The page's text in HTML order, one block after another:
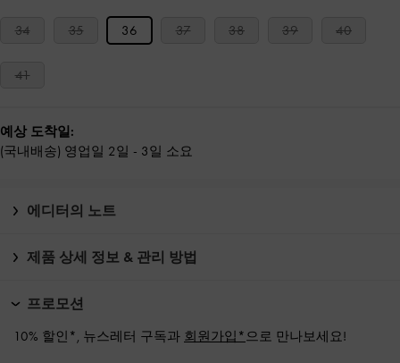
34 35 36 37 38 39 40
41
예상 도착일:
(국내배송) 영업일 2일 - 3일 소요
에디터의 노트
제품 상세 정보 & 관리 방법
프로모션
10% 할인*, 뉴스레터 구독과 회원가입*으로 만나보세요!